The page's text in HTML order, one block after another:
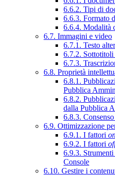
6.6.2. Tipi di
6.6.3. Formato
6.6.4. Modalità
6.7. Immagini e video
6.7.1. Testo
6.7.2.
6.7.3.
6.8. Proprietà
6.8.1.
Pubblica
6.8.2.
dalla Pubblica
6.8.3.
6.9. Ottimizzazione
6.9.1. I fattori
6.9.2. I fattori
6.9.3.
Console
6.10. Gestire i